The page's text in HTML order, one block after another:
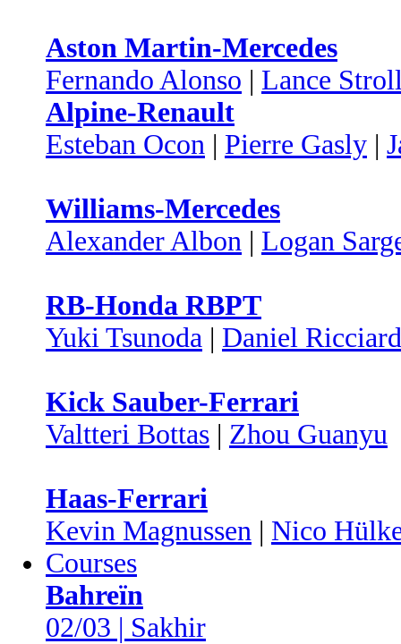
Aston Martin-Mercedes
Fernando Alonso | Lance
Alpine-Renault
Esteban Ocon | Pierre Gasly |
Williams-Mercedes
Alexander Albon | Logan
RB-Honda RBPT
Yuki Tsunoda | Daniel
Kick Sauber-Ferrari
Valtteri Bottas | Zhou Guanyu
Haas-Ferrari
Kevin Magnussen | Nico
Courses
Bahreïn
02/03 | Sakhir